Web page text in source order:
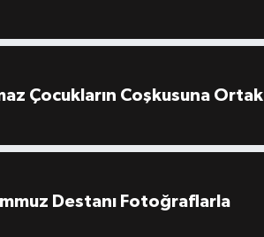
Çocukların Coşkusuna Ortak
Destanı Fotoğraflarla